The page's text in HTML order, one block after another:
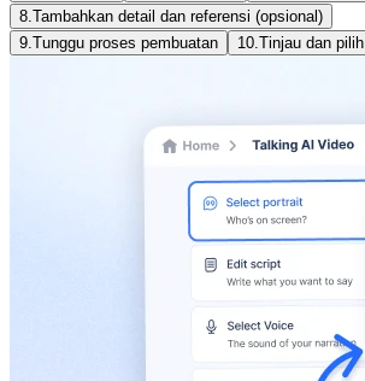
8. Tambahkan detail dan referensi (opsional)
9. Tunggu proses pembuatan 10. Tinjau dan pilih